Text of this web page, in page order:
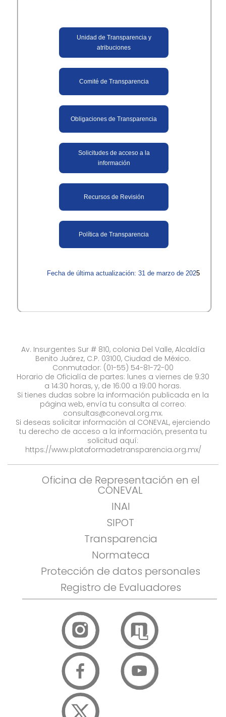
Unidad de Transparencia y
atribuciones
Comité de Transparencia
Obligaciones de Transparencia
Solicitudes de acceso a la
información
Recursos de Revisión
Política de Transparencia
Fecha de última actualización: 31 de marzo de 2025
Av. Insurgentes Sur # 810, colonia Del Valle, Alcaldía
Benito Juárez, C.P. 03100, Ciudad de México.
Conmutador: (01-55) 54-81-72-00
Horario de Oficialía de partes: lunes a viernes de 9:30
a 14:30 horas, y, de 16:00 a 19:00 horas.
Si tienes dudas sobre la información publicada en la
página web, envía tu consulta al correo:
consultas@coneval.org.mx.
Si deseas solicitar información al CONEVAL, ejerciendo
tu derecho de acceso a la información, presenta tu
solicitud aquí:
https://www.plataformadetransparencia.org.mx/
Oficina de Representación en el
CONEVAL
INAI
SIPOT
Transparencia
Normateca
Protección de datos personales
Registro de Evaluadores